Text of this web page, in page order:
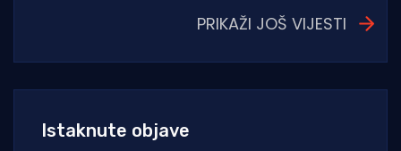
PRIKAŽI JOŠ VIJESTI
Istaknute objave